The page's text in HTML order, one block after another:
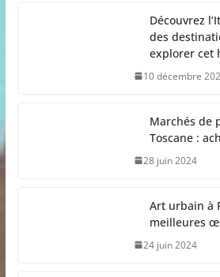
Découvrez
des
explorer cet
10 décembre
Marchés de
Toscane :
28 juin 2024
Art urbain à
meilleures
24 juin 2024